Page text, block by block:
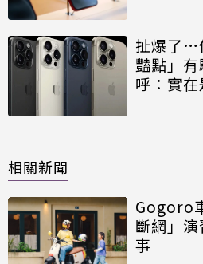
扯爆了…
豔點」
呼：實
相關新聞
Gogoro
斷網」
事